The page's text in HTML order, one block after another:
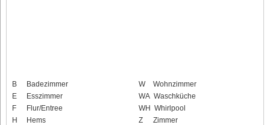
B
Badezimmer
E
Esszimmer
F
Flur/Entree
H
Hems
W
Wohnzimmer
WA Waschküche
WH Whirlpool
Z
Zimmer